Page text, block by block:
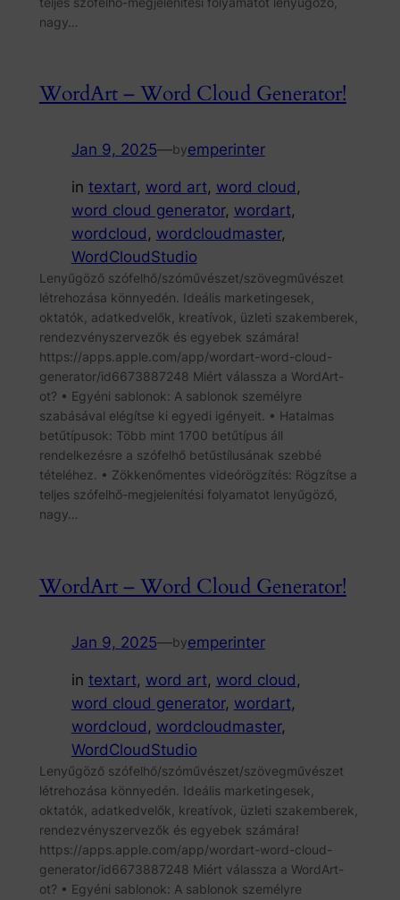
nagy…
WordArt – Word Cloud Generator!
Jan 9, 2025—byemperinter
in textart, word art, word cloud
word cloud generator, wordart
wordcloud , wordcloudmaster
WordCloudStudio
Lenyűgöző szófelhő/szóművészet/szövegművészet
létrehozása könnyedén. Ideális marketingesek,
oktatók, adatkedvelők, kreatívok, üzleti szakemberek,
rendezvényszervezők és egyebek számára!
https://apps.apple.com/app/wordart-word-cloud-
generator/id6673887248 Miért válassza a WordArt-
ot? • Egyéni sablonok: A sablonok személyre
szabásával elégítse ki egyedi igényeit. • Hatalmas
betűtípusok: Több mint 1700 betűtípus áll
rendelkezésre a szófelhő betűstílusának szebbé
tételéhez. • Zökkenőmentes videórögzítés: Rögzítse a
teljes szófelhő-megjelenítési folyamatot lenyűgöző,
nagy…
WordArt – Word Cloud Generator!
Jan 9, 2025—byemperinter
in textart, word art, word cloud
word cloud generator, wordart
wordcloud , wordcloudmaster
WordCloudStudio
Lenyűgöző szófelhő/szóművészet/szövegművészet
létrehozása könnyedén. Ideális marketingesek,
oktatók, adatkedvelők, kreatívok, üzleti szakemberek,
rendezvényszervezők és egyebek számára!
https://apps.apple.com/app/wordart-word-cloud-
generator/id6673887248 Miért válassza a WordArt-
ot? • Egyéni sablonok: A sablonok személyre